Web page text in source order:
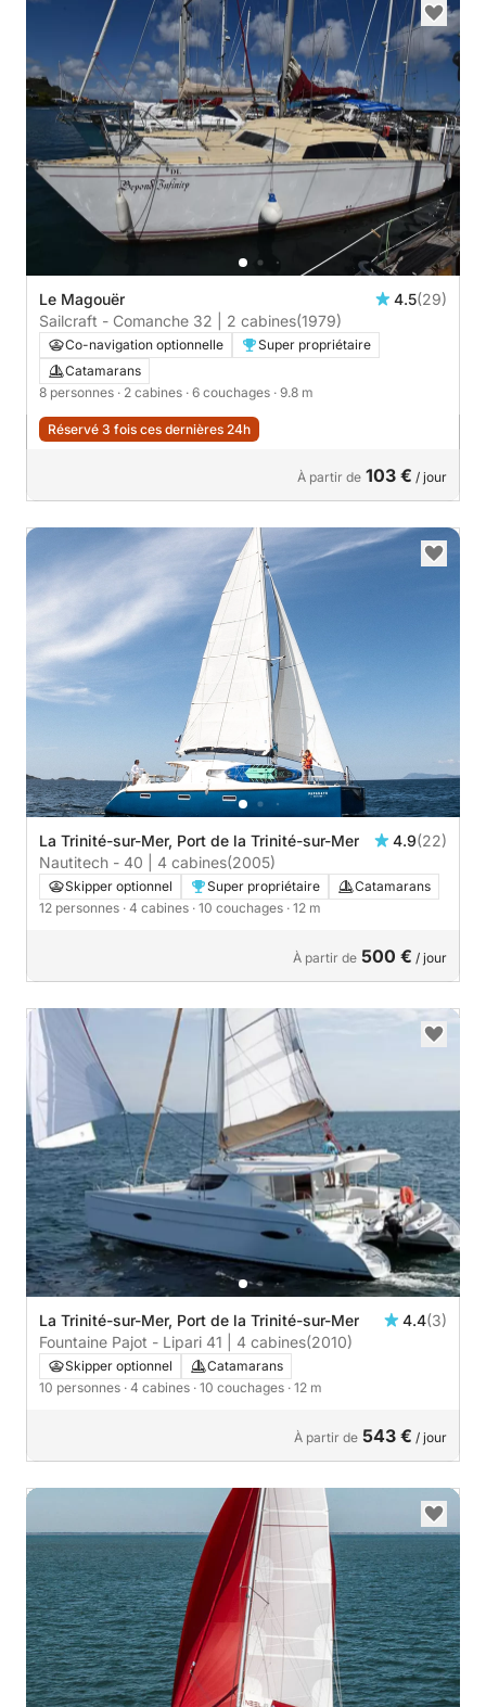
Le Magouër 4.5(29)
Sailcraft - Comanche 32 | 2 cabines(1979)
Co-navigation optionnelle
Super propriétaire
Catamarans
8 personnes · 2 cabines · 6 couchages · 9.8 m
Réservé 3 fois ces dernières 24h
À partir de 103 € / jour
La Trinité-sur-Mer, Port de la Trinité-sur-Mer 4.9(22)
Nautitech - 40 | 4 cabines(2005)
Skipper optionnel Super propriétaire
Catamarans
12 personnes · 4 cabines · 10 couchages · 12 m
À partir de 500 € / jour
La Trinité-sur-Mer, Port de la Trinité-sur-Mer 4.4(3)
Fountaine Pajot - Lipari 41 | 4 cabines(2010)
Skipper optionnel
Catamarans
10 personnes · 4 cabines · 10 couchages · 12 m
À partir de 543 € / jour